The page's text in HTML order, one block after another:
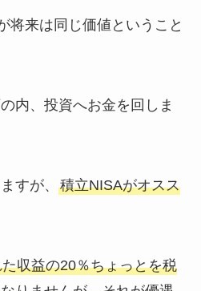
将来は同じ価値ということ
内、投資へお金を回しま
すが、 積立NISAがオスス
収益の20％ちょっとを税